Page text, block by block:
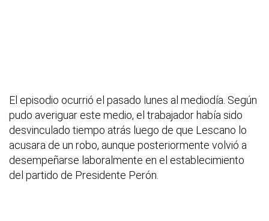
El episodio ocurrió el pasado lunes al mediodía. Según
pudo averiguar este medio, el trabajador había sido
desvinculado tiempo atrás luego de que Lescano lo
acusara de un robo, aunque posteriormente volvió a
desempeñarse laboralmente en el establecimiento
del partido de Presidente Perón.